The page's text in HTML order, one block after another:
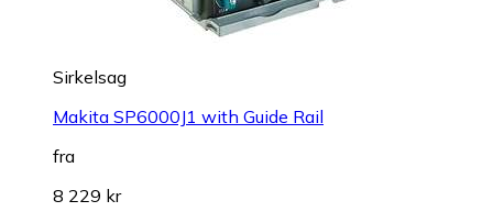
Sirkelsag
Makita SP6000J1 with Guide Rail
fra
8 229 kr